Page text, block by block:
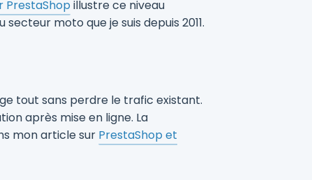
PrestaShop illustre ce niveau
moto que je suis depuis 2011.
tout sans perdre le trafic existant.
après mise en ligne. La
mon article sur PrestaShop et